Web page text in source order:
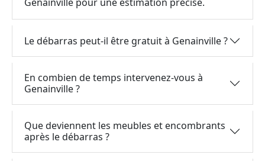
Le débarras peut-il être gratuit à Genainville ?
En combien de temps intervenez-vous à
Genainville ?
Que deviennent les meubles et encombrants
après le débarras ?